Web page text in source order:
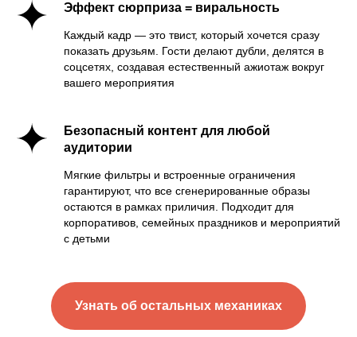
Эффект сюрприза = виральность
Каждый кадр — это твист, который хочется сразу
показать друзьям. Гости делают дубли, делятся в
соцсетях, создавая естественный ажиотаж вокруг
вашего мероприятия
Безопасный контент для любой
аудитории
Мягкие фильтры и встроенные ограничения
гарантируют, что все сгенерированные образы
остаются в рамках приличия. Подходит для
корпоративов, семейных праздников и мероприятий
с детьми
Узнать об остальных механиках
ИИ анализирует и генерирует
мимикой. Чем выразительнее гость, тем
интереснее результат
мужчина, женщина, пара. Затем активирует
стиль «Энигма».
Принимает позу и показывает
Гость встает в кадр